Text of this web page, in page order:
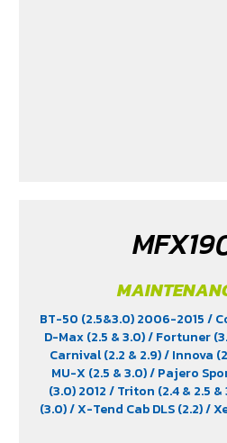
BT-50 (2.5&3.0) 2006-2015/
D-Max (2.5 & 3.0)/ Fortuner
Carnival (2.2 & 2.9)/ Innova
MU-X (2.5 & 3.0)/ Pajero
(3.0) 2012/ Triton (2.4 & 2.5
(3.0)/ X-Tend Cab DLS (2.2)/